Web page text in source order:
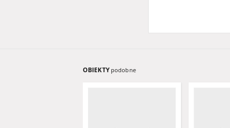
OBIEKTY podobne